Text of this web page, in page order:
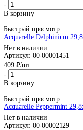
-
В корзину
Быстрый просмотр
Acquarelle Delphinium
Нет в наличии
Артикул: 00-00001451
409 ₽/шт
-
В корзину
Быстрый просмотр
Acquarelle Peppermint
Нет в наличии
Артикул: 00-00002129